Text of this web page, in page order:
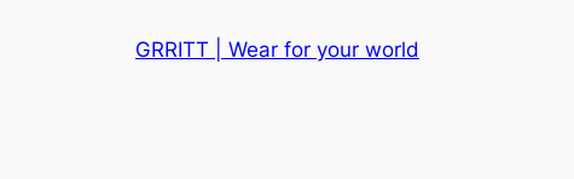
GRRITT | Wear for your world